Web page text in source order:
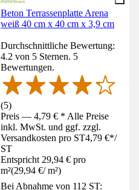
Beton Terrassenplatte Arena
weiß 40 cm x 40 cm x 3,9 cm
Durchschnittliche Bewertung:
4.2 von 5 Sternen. 5
Bewertungen.
(5)
Preis — 4,79 € * Alle Preise
inkl. MwSt. und ggf. zzgl.
Versandkosten pro ST4,79 €*/
ST
Entspricht 29,94 € pro
m²(29,94 €/ m²)
Bei Abnahme von 112 ST: